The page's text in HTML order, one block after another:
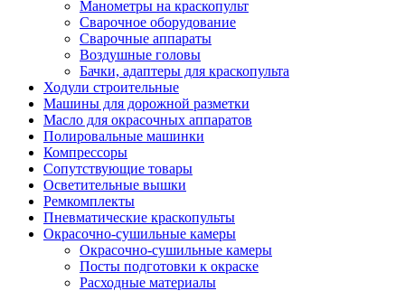
Манометры на краскопульт
Сварочное оборудование
Сварочные аппараты
Воздушные головы
Бачки, адаптеры для краскопульта
Ходули строительные
Машины для дорожной разметки
Масло для окрасочных аппаратов
Полировальные машинки
Компрессоры
Сопутствующие товары
Осветительные вышки
Ремкомплекты
Пневматические краскопульты
Окрасочно-сушильные камеры
Окрасочно-сушильные камеры
Посты подготовки к окраске
Расходные материалы